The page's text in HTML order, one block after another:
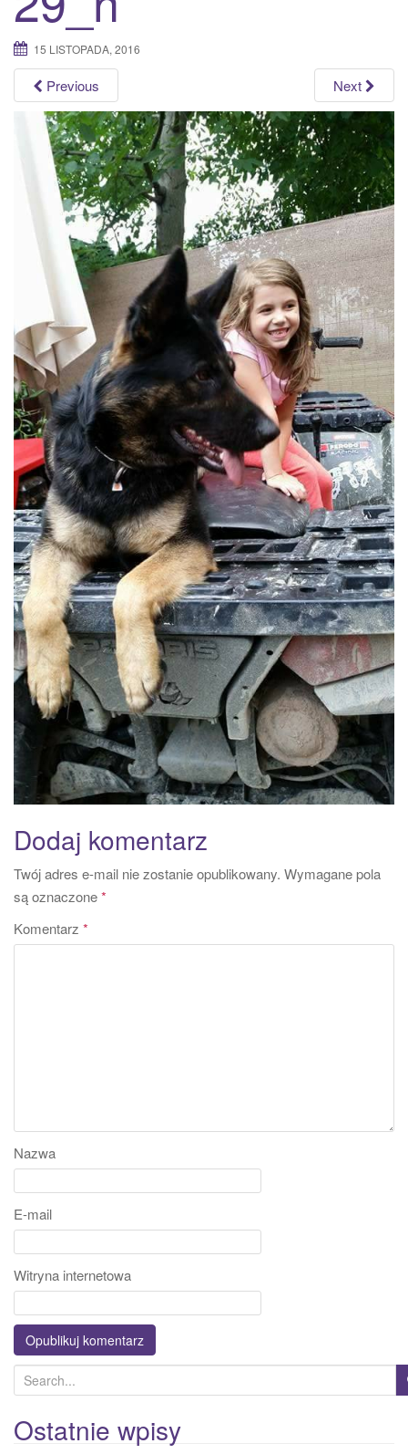
o
n
15 LISTOPADA, 2016
Previous Next
Dodaj komentarz
Twój adres e-mail nie zostanie opublikowany. Wymagane pola
są oznaczone*
Komentarz *
Nazwa
E-mail
Witryna internetowa
e
a
r
Ostatnie wpisy